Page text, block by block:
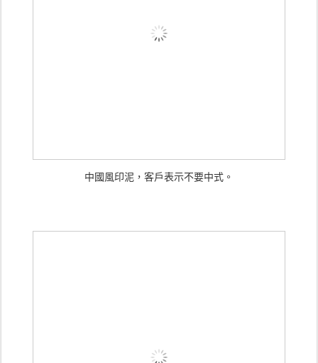
中國風印泥，客戶表示不要中式。